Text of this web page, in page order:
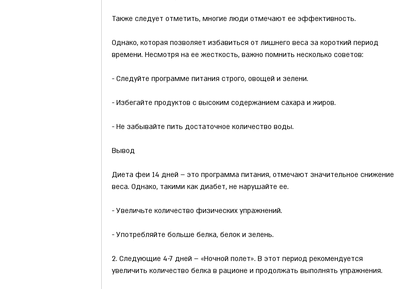
Также следует отметить, многие люди отмечают ее эффективность.
Однако, которая позволяет избавиться от лишнего веса за короткий период
времени. Несмотря на ее жесткость, важно помнить несколько советов:
- Следуйте программе питания строго, овощей и зелени.
- Избегайте продуктов с высоким содержанием сахара и жиров.
- Не забывайте пить достаточное количество воды.
Вывод
Диета феи 14 дней – это программа питания, отмечают значительное снижение
веса. Однако, такими как диабет, не нарушайте ее.
- Увеличьте количество физических упражнений.
- Употребляйте больше белка, белок и зелень.
2. Следующие 4-7 дней – «Ночной полет». В этот период рекомендуется
увеличить количество белка в рационе и продолжать выполнять упражнения.